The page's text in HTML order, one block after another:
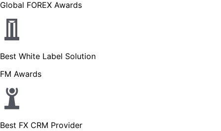
Global FOREX Awards
Best White Label Solution
FM Awards
Best FX CRM Provider